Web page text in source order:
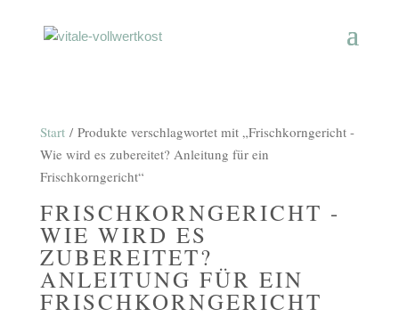
Start/ Produkte verschlagwortet mit „Frischkorngericht -
Wie wird es zubereitet? Anleitung für ein
Frischkorngericht“
FRISCHKORNGERICHT -
WIE WIRD ES
ZUBEREITET?
ANLEITUNG FÜR EIN
FRISCHKORNGERICHT